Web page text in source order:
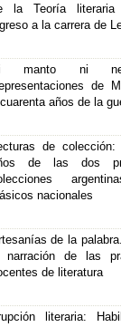
la Teoría
a la carrera de
manto ni
de
años de la
de
de las dos
nacionales
de la
narración de las
de literatura
literaria: